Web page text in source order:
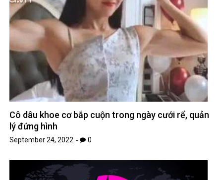
Cô dâu khoe cơ bắp cuộn trong ngày cưới rể, quản
lý đứng hình
September 24, 2022 0